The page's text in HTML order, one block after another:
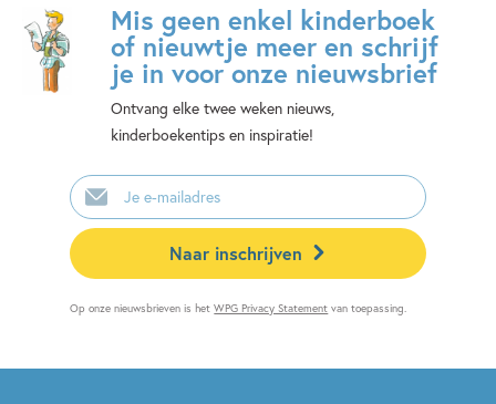
Mis geen enkel kinderboek
of nieuwtje meer en schrijf
je in voor onze nieuwsbrief
Ontvang elke twee weken nieuws,
kinderboekentips en inspiratie!
E-
mailadres
Naar inschrijven
Op onze nieuwsbrieven is hetWPG Privacy Statement van toepassing.